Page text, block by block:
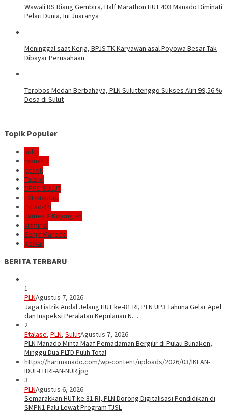
Wawali RS Riang Gembira, Half Marathon HUT 403 Manado Diminati
Pelari Dunia, Ini Juaranya
Meninggal saat Kerja, BPJS TK Karyawan asal Poyowa Besar Tak
Dibayar Perusahaan
Terobos Medan Berbahaya, PLN Suluttenggo Sukses Aliri 99,56 %
Desa di Sulut
Topik Populer
sulut
manado
politik
Talaud
DPRD SULUT
E2L-Mantap
Covid-19
James A Kojongian
kriminal
Banjir Manado
golkar
BERITA TERBARU
1
PLNAgustus 7, 2026
Jaga Listrik Andal Jelang HUT ke-81 RI, PLN UP3 Tahuna Gelar Apel
dan Inspeksi Peralatan Kepulauan N…
2
Etalase, PLN, SulutAgustus 7, 2026
PLN Manado Minta Maaf Pemadaman Bergilir di Pulau Bunaken,
Minggu Dua PLTD Pulih Total
https://harimanado.com/wp-content/uploads/2026/03/IKLAN-
IDUL-FITRI-AN-NUR.jpg
3
PLNAgustus 6, 2026
Semarakkan HUT ke 81 RI, PLN Dorong Digitalisasi Pendidikan di
SMPN1 Palu Lewat Program TJSL